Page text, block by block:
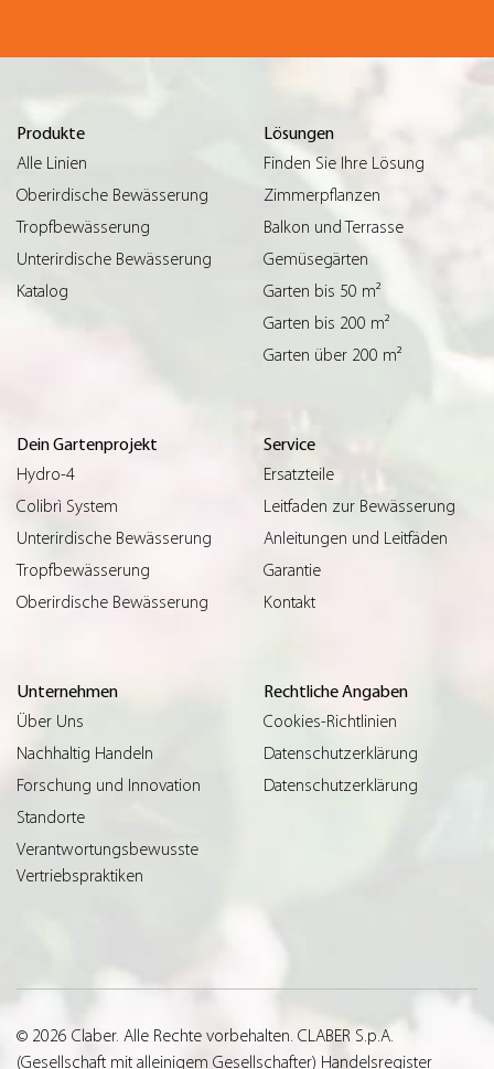
Produkte
Alle Linien
Oberirdische Bewässerung
Tropfbewässerung
Unterirdische Bewässerung
Katalog
Lösungen
Finden Sie Ihre Lösung
Zimmerpflanzen
Balkon und Terrasse
Gemüsegärten
Garten bis 50 m²
Garten bis 200 m²
Garten über 200 m²
Dein Gartenprojekt
Hydro-4
Colibrì System
Unterirdische Bewässerung
Tropfbewässerung
Oberirdische Bewässerung
Service
Ersatzteile
Leitfaden zur Bewässerung
Anleitungen und Leitfäden
Garantie
Kontakt
Unternehmen
Über Uns
Nachhaltig Handeln
Forschung und Innovation
Standorte
Verantwortungsbewusste
Vertriebspraktiken
Rechtliche Angaben
Cookies-Richtlinien
Datenschutzerklärung
Datenschutzerklärung
© 2026 Claber. Alle Rechte vorbehalten. CLABER S.p.A.
(Gesellschaft mit alleinigem Gesellschafter) Handelsregister